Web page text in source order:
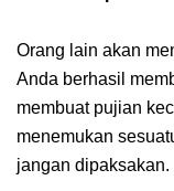
Orang lain akan
Anda berhasil
membuat pujian
menemukan
jangan dipaksakan.